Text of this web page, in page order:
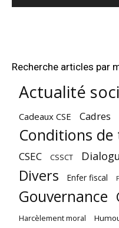
Recherche articles par
Actualité
Cadeaux CSE Cadres
Conditions de
CSEC CSSCT
Divers Enfer fiscal
Gouvernance
Harcèlement moral